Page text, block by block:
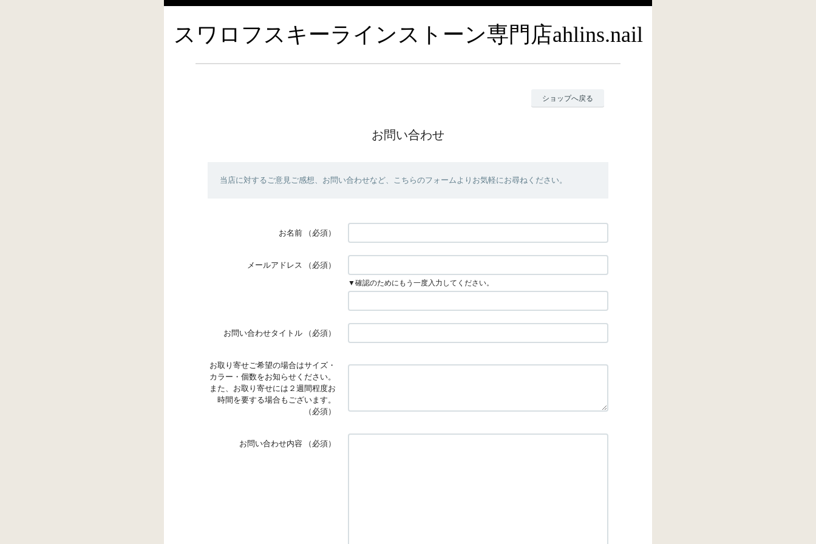
スワロフスキーラインストーン専門店ahlins.nail
ショップへ戻る
お問い合わせ
当店に対するご意見ご感想、お問い合わせなど、こちらのフォームよりお気軽にお尋ねください。
お名前 （必須）
メールアドレス （必須）
▼確認のためにもう一度入力してください。
お問い合わせタイトル （必須）
お取り寄せご希望の場合はサイズ・
カラー・個数をお知らせください。
また、お取り寄せには２週間程度お
時間を要する場合もございます。
（必須）
お問い合わせ内容 （必須）